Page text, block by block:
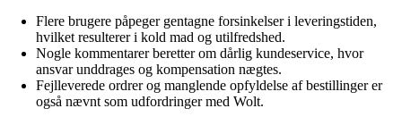
Flere brugere påpeger gentagne forsinkelser i leveringstiden,
hvilket resulterer i kold mad og utilfredshed.
Nogle kommentarer beretter om dårlig kundeservice, hvor
ansvar unddrages og kompensation nægtes.
Fejlleverede ordrer og manglende opfyldelse af bestillinger er
også nævnt som udfordringer med Wolt.